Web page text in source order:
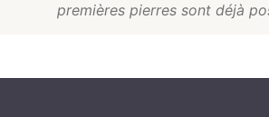
premières pierres sont déjà